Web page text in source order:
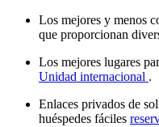
Los mejores y menos
que proporcionan
Los mejores lugares
Unidad internacional .
Enlaces privados de
huéspedes fáciles